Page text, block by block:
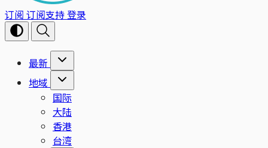
订阅 订阅支持登录
最新
地域
国际
大陆
香港
台湾